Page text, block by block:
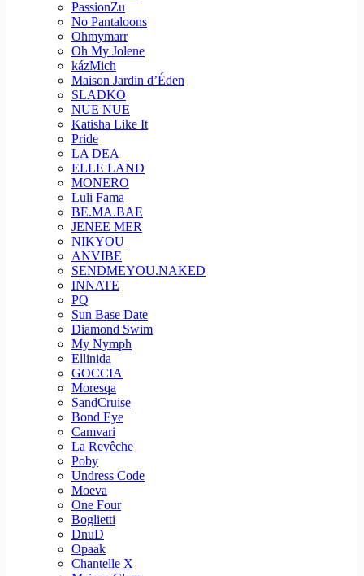
PassionZu
No Pantaloons
Ohmymarr
Oh My Jolene
kázMich
Maison Jardin d’Éden
SLADKO
NUE NUE
Katisha Like It
Pride
LA DEA
ELLE LAND
MONERO
Luli Fama
BE.MA.BAE
JENEE MER
NIKYOU
ANVIBE
SENDMEYOU.NAKED
INNATE
PQ
Sun Base Date
Diamond Swim
My Nymph
Ellinida
GOCCIA
Moresqa
SandCruise
Bond Eye
Camvari
La Revêche
Poby
Undress Code
Moeva
One Four
Boglietti
DnuD
Opaak
Chantelle X